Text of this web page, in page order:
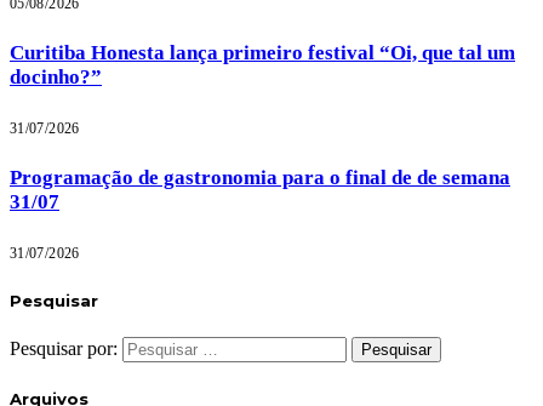
05/08/2026
Curitiba Honesta lança primeiro festival “Oi, que tal um
docinho?”
31/07/2026
Programação de gastronomia para o final de de semana
31/07
31/07/2026
Pesquisar
Pesquisar por:
Arquivos